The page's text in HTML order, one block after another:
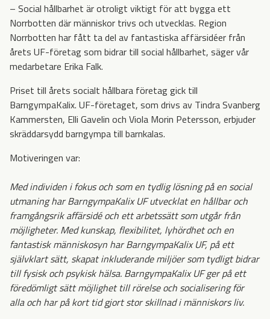
– Social hållbarhet är otroligt viktigt för att bygga ett
Norrbotten där människor trivs och utvecklas. Region
Norrbotten har fått ta del av fantastiska affärsidéer från
årets UF-företag som bidrar till social hållbarhet, säger vår
medarbetare Erika Falk.
Priset till årets socialt hållbara företag gick till
BarngympaKalix. UF-företaget, som drivs av Tindra Svanberg
Kammersten, Elli Gavelin och Viola Morin Petersson, erbjuder
skräddarsydd barngympa till barnkalas.
Motiveringen var:
Med individen i fokus och som en tydlig lösning på en social
utmaning har BarngympaKalix UF utvecklat en hållbar och
framgångsrik affärsidé och ett arbetssätt som utgår från
möjligheter. Med kunskap, flexibilitet, lyhördhet och en
fantastisk människosyn har BarngympaKalix UF, på ett
självklart sätt, skapat inkluderande miljöer som tydligt bidrar
till fysisk och psykisk hälsa. BarngympaKalix UF ger på ett
föredömligt sätt möjlighet till rörelse och socialisering för
alla och har på kort tid gjort stor skillnad i människors liv.